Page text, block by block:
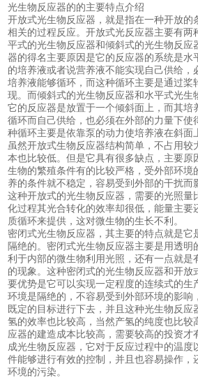
光生物反应器的的主要特点介绍
开放式光生物反应器，就是指在一种开放的
相关的过程反应。开放式光反应器主要有两
平式的光生物反应器和倾斜式的光生物反应
器的得名主要原因是它的反应器的系统是水
的培养液或者说营养液不能实现自己供给，
培养液能够循环，而这种循环主要是通过桨
现。而倾斜式的光生物反应器和水平式光生
它的反应器是放置于一个倾斜面上，而其培
循环而自己供给，也必须在外部的力量下使
种循环主要是依靠泵的动力使培养液在斜面
虽然开放式生物反应器结构简单，不占用较
本也比较低。但是它具有很多缺点，主要原
生物的繁殖条件有的比较严格，受外部环境
养的条件就不稳定，容易受到外部的干扰而
这种开放式的光生物反应器，需要的光照量
化过程其光合转化的效率却很低，能量主要
质循环来提供，这对微生物的生长不利。
密闭式光生物反应器，其主要的特点就是它
隔绝的。密闭式光生物反应器主要是用透明
利于内部的微生物利用光照，还有一点就是
的现象。这种密闭式的光生物反应器和开放
要优势是它可以实现一定程度的连续式的生
环境是隔绝的，不容易受到外部环境的影响
既定的目标进行下去，并且这种光生物反应
氢的效率也比较高，当然产氢的纯度也比较
应器的建造成本比较高，需要较高的投资才
成光生物反应器，它对于反应过程中的温度
件能够进行有效的控制，并且也容易操作，
环境的污染。